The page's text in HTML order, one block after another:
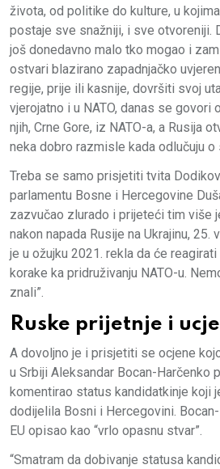
života, od politike do kulture, u
postaje sve snažniji, i sve otvoreniji.
još donedavno malo tko mogao i
ostvari blazirano zapadnjačko
regije, prije ili kasnije, dovršiti svoj
vjerojatno i u NATO, danas se govori
njih, Crne Gore, iz NATO-a, a Rusija
neka dobro razmisle kada odlučuju
Treba se samo prisjetiti tvita
parlamentu Bosne i Hercegovine
zazvučao zlurado i prijeteći tim više
nakon napada Rusije na Ukrajinu, 25.
je u ožujku 2021. rekla da će
korake ka pridruživanju NATO-u.
znali”.
Ruske prijetnje i
A dovoljno je i prisjetiti se ocjene
u Srbiji Aleksandar Bocan-Harčenko
komentirao status kandidatkinje koji
dodijelila Bosni i Hercegovini.
EU opisao kao “vrlo opasnu stvar”.
“Smatram da dobivanje statusa